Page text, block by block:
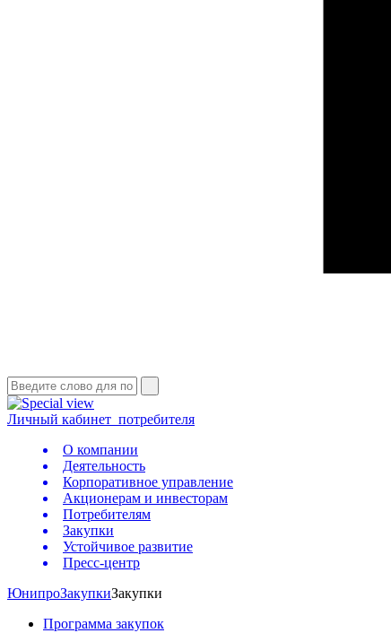
Личный кабинет потребителя
О компании
Деятельность
Корпоративное управление
Акционерам и инвесторам
Потребителям
Закупки
Устойчивое развитие
Пресс-центр
ЮнипроЗакупкиЗакупки
Программа закупок